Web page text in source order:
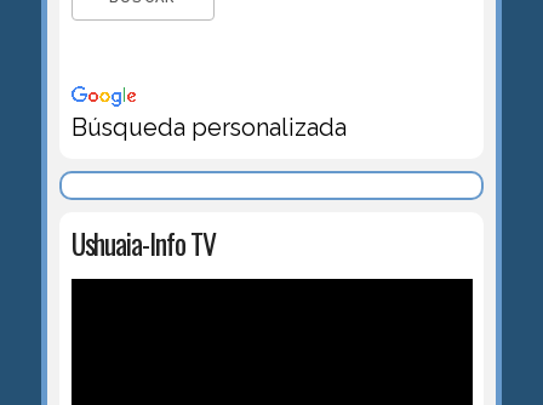
Búsqueda personalizada
Ushuaia-Info TV